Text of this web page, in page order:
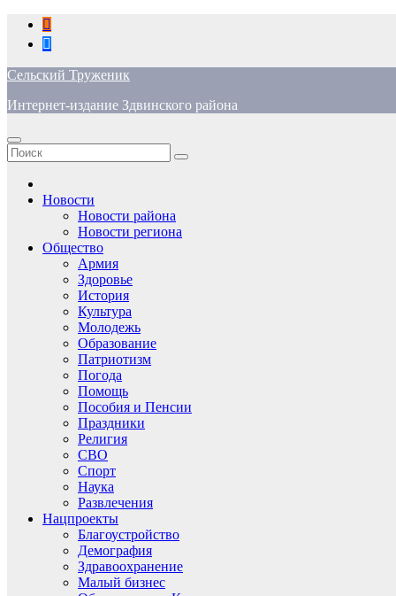
Перейти
содержимому
Сельский Труженик
Интернет-издание Здвинского района
Новости
Новости района
Новости региона
Общество
Армия
Здоровье
История
Культура
Молодежь
Образование
Патриотизм
Погода
Помощь
Пособия и Пенсии
Праздники
Религия
СВО
Спорт
Наука
Развлечения
Нацпроекты
Благоустройство
Демография
Здравоохранение
Малый бизнес